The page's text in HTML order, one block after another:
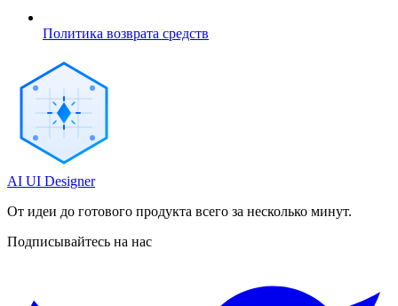
Политика возврата средств
AI UI Designer
От идеи до готового продукта всего за несколько минут.
Подписывайтесь на нас